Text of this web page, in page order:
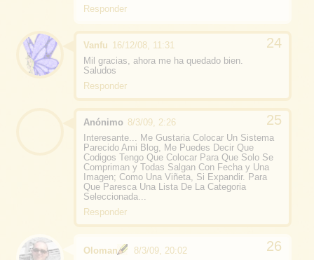
Responder
Vanfu 16/12/08, 11:31
Mil gracias, ahora me ha quedado bien.
Saludos
Responder
Anónimo 8/3/09, 2:26
Interesante... Me Gustaria Colocar Un Sistema
Parecido Ami Blog, Me Puedes Decir Que
Codigos Tengo Que Colocar Para Que Solo Se
Compriman y Todas Salgan Con Fecha y Una
Imagen; Como Una Viñeta, Si Expandir. Para
Que Paresca Una Lista De La Categoria
Seleccionada...
Responder
Oloman
8/3/09, 20:02